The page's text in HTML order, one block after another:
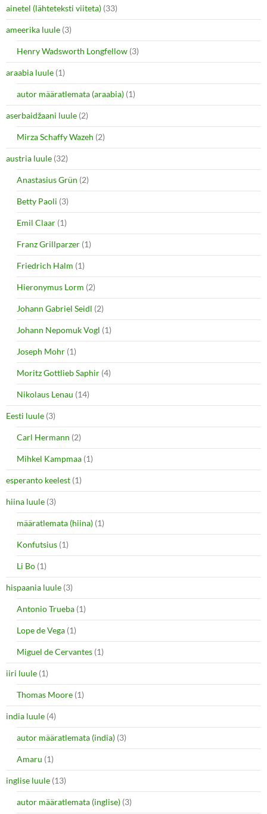
ainetel (lähteteksti viiteta) (33)
ameerika luule (3)
Henry Wadsworth Longfellow (3)
araabia luule (1)
autor määratlemata (araabia) (1)
aserbaidžaani luule (2)
Mirza Schaffy Wazeh (2)
austria luule (32)
Anastasius Grün (2)
Betty Paoli (3)
Emil Claar (1)
Franz Grillparzer (1)
Friedrich Halm (1)
Hieronymus Lorm (2)
Johann Gabriel Seidl (2)
Johann Nepomuk Vogl (1)
Joseph Mohr (1)
Moritz Gottlieb Saphir (4)
Nikolaus Lenau (14)
Eesti luule (3)
Carl Hermann (2)
Mihkel Kampmaa (1)
esperanto keelest (1)
hiina luule (3)
määratlemata (hiina) (1)
Konfutsius (1)
Li Bo (1)
hispaania luule (3)
Antonio Trueba (1)
Lope de Vega (1)
Miguel de Cervantes (1)
iiri luule (1)
Thomas Moore (1)
india luule (4)
autor määratlemata (india) (3)
Amaru (1)
inglise luule (13)
autor määratlemata (inglise) (3)